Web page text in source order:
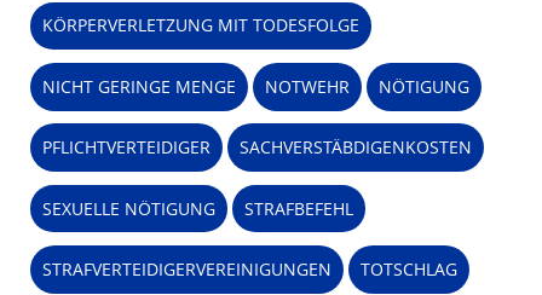
KÖRPERVERLETZUNG MIT TODESFOLGE
NICHT GERINGE MENGE NOTWEHR NÖTIGUNG
PFLICHTVERTEIDIGER SACHVERSTÄBDIGENKOSTEN
SEXUELLE NÖTIGUNG STRAFBEFEHL
STRAFVERTEIDIGERVEREINIGUNGEN TOTSCHLAG